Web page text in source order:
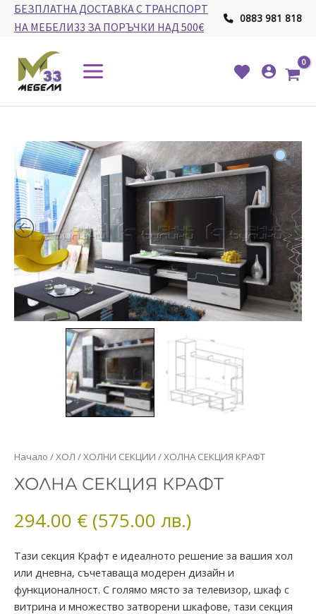
SkipБЕЗПЛАТНА ДОСТАВКА С ТРАНСПОРТ
НА МЕБЕЛИ33 ЗА ПОРЪЧКИ НАД 500€
0883 981 818
Menu
Начало /ХОЛ /ХОЛНИ СЕКЦИИ / ХОЛНА СЕКЦИЯ КРАФТ
ХОЛНА СЕКЦИЯ КРАФТ
294.00 € (575.00 лв.)
Тази секция Крафт е идеалното решение за вашия хол
или дневна, съчетаваща модерен дизайн и
функционалност. С голямо място за телевизор, шкаф с
витрина и множество затворени шкафове, тази секция
количество
ХОЛНА
КРАФТ